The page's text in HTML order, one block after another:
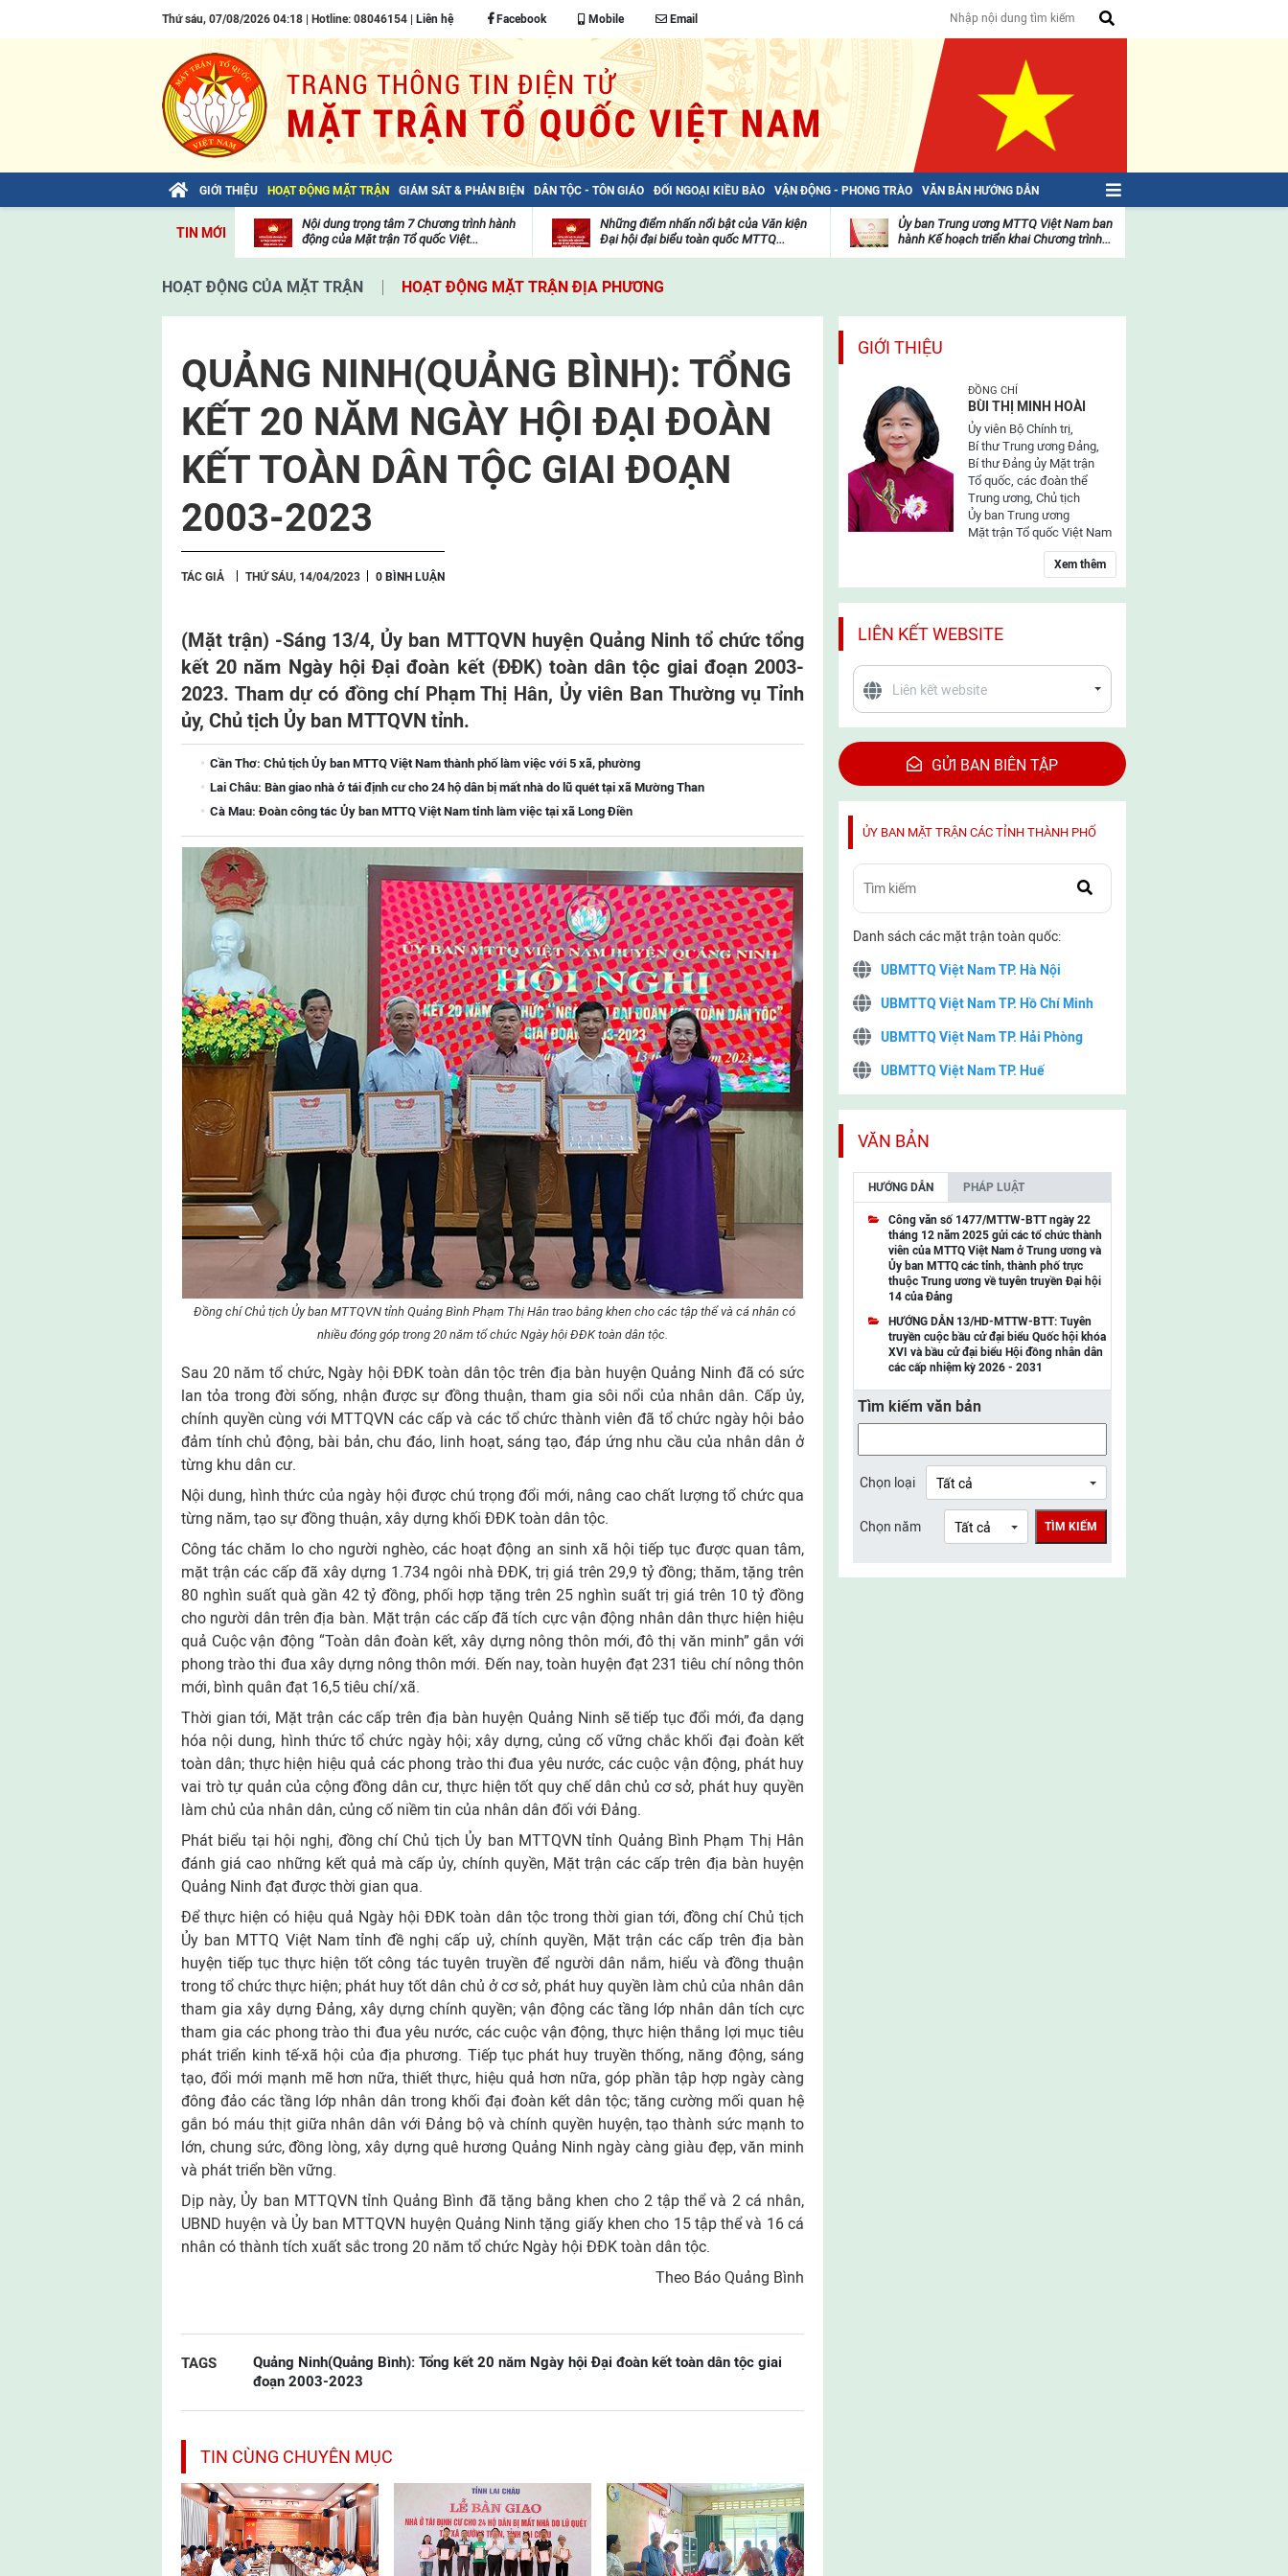
Thứ sáu, 07/08/2026 04:18 | Hotline: 08046154 | Liên hệ Facebook Mobile Email
GIỚI THIỆU HOẠT ĐỘNG MẶT TRẬN GIÁM SÁT & PHẢN BIỆN DÂN TỘC - TÔN GIÁO ĐỐI NGOẠI KIỀU BÀO VẬN ĐỘNG - PHONG TRÀO VĂN BẢN HƯỚNG DẪN
TIN MỚI
Bài viết của Tổng Bí thư Tô Lâm: TIẾN
viện
Nội dung trọng tâm 7 Chương trình hành
động của Mặt trận Tổ quốc Việt...
viện
Những điểm nhấn nổi bật của Văn kiện
Đại hội đại biểu toàn quốc MTTQ...
mặt
trận
Ủy ban Trung ương MTTQ Việt Nam ban
hành Kế hoạch triển khai Chương trình...
HOẠT ĐỘNG CỦA MẶT TRẬN HOẠT ĐỘNG MẶT TRẬN ĐỊA PHƯƠNG
QUẢNG NINH(QUẢNG BÌNH): TỔNG
KẾT 20 NĂM NGÀY HỘI ĐẠI ĐOÀN
KẾT TOÀN DÂN TỘC GIAI ĐOẠN
2003-2023
TÁC GIẢ THỨ SÁU, 14/04/2023 0 BÌNH LUẬN
(Mặt trận) -Sáng 13/4, Ủy ban MTTQVN huyện Quảng Ninh tổ chức tổng
kết 20 năm Ngày hội Đại đoàn kết (ĐĐK) toàn dân tộc giai đoạn 2003-
2023. Tham dự có đồng chí Phạm Thị Hân, Ủy viên Ban Thường vụ Tỉnh
ủy, Chủ tịch Ủy ban MTTQVN tỉnh.
Cần Thơ: Chủ tịch Ủy ban MTTQ Việt Nam thành phố làm việc với 5 xã, phường
Lai Châu: Bàn giao nhà ở tái định cư cho 24 hộ dân bị mất nhà do lũ quét tại xã Mường Than
Cà Mau: Đoàn công tác Ủy ban MTTQ Việt Nam tỉnh làm việc tại xã Long Điền
Đồng chí Chủ tịch Ủy ban MTTQVN tỉnh Quảng Bình Phạm Thị Hân trao bằng khen cho các tập thể và cá nhân có
nhiều đóng góp trong 20 năm tổ chức Ngày hội ĐĐK toàn dân tộc.
Sau 20 năm tổ chức, Ngày hội ĐĐK toàn dân tộc trên địa bàn huyện Quảng Ninh đã có sức
lan tỏa trong đời sống, nhận được sự đồng thuận, tham gia sôi nổi của nhân dân. Cấp ủy,
chính quyền cùng với MTTQVN các cấp và các tổ chức thành viên đã tổ chức ngày hội bảo
đảm tính chủ động, bài bản, chu đáo, linh hoạt, sáng tạo, đáp ứng nhu cầu của nhân dân ở
từng khu dân cư.
Nội dung, hình thức của ngày hội được chú trọng đổi mới, nâng cao chất lượng tổ chức qua
từng năm, tạo sự đồng thuận, xây dựng khối ĐĐK toàn dân tộc.
Công tác chăm lo cho người nghèo, các hoạt động an sinh xã hội tiếp tục được quan tâm,
mặt trận các cấp đã xây dựng 1.734 ngôi nhà ĐĐK, trị giá trên 29,9 tỷ đồng; thăm, tặng trên
80 nghìn suất quà gần 42 tỷ đồng, phối hợp tặng trên 25 nghìn suất trị giá trên 10 tỷ đồng
cho người dân trên địa bàn. Mặt trận các cấp đã tích cực vận động nhân dân thực hiện hiệu
quả Cuộc vận động “Toàn dân đoàn kết, xây dựng nông thôn mới, đô thị văn minh” gắn với
phong trào thi đua xây dựng nông thôn mới. Đến nay, toàn huyện đạt 231 tiêu chí nông thôn
mới, bình quân đạt 16,5 tiêu chí/xã.
Thời gian tới, Mặt trận các cấp trên địa bàn huyện Quảng Ninh sẽ tiếp tục đổi mới, đa dạng
hóa nội dung, hình thức tổ chức ngày hội; xây dựng, củng cố vững chắc khối đại đoàn kết
toàn dân; thực hiện hiệu quả các phong trào thi đua yêu nước, các cuộc vận động, phát huy
vai trò tự quản của cộng đồng dân cư, thực hiện tốt quy chế dân chủ cơ sở, phát huy quyền
làm chủ của nhân dân, củng cố niềm tin của nhân dân đối với Đảng.
Phát biểu tại hội nghị, đồng chí Chủ tịch Ủy ban MTTQVN tỉnh Quảng Bình Phạm Thị Hân
đánh giá cao những kết quả mà cấp ủy, chính quyền, Mặt trận các cấp trên địa bàn huyện
Quảng Ninh đạt được thời gian qua.
Để thực hiện có hiệu quả Ngày hội ĐĐK toàn dân tộc trong thời gian tới, đồng chí Chủ tịch
Ủy ban MTTQ Việt Nam tỉnh đề nghị cấp uỷ, chính quyền, Mặt trận các cấp trên địa bàn
huyện tiếp tục thực hiện tốt công tác tuyên truyền để người dân nắm, hiểu và đồng thuận
trong tổ chức thực hiện; phát huy tốt dân chủ ở cơ sở, phát huy quyền làm chủ của nhân dân
tham gia xây dựng Đảng, xây dựng chính quyền; vận động các tầng lớp nhân dân tích cực
tham gia các phong trào thi đua yêu nước, các cuộc vận động, thực hiện thắng lợi mục tiêu
phát triển kinh tế-xã hội của địa phương. Tiếp tục phát huy truyền thống, năng động, sáng
tạo, đổi mới mạnh mẽ hơn nữa, thiết thực, hiệu quả hơn nữa, góp phần tập hợp ngày càng
đông đảo các tầng lớp nhân dân trong khối đại đoàn kết dân tộc; tăng cường mối quan hệ
gắn bó máu thịt giữa nhân dân với Đảng bộ và chính quyền huyện, tạo thành sức mạnh to
lớn, chung sức, đồng lòng, xây dựng quê hương Quảng Ninh ngày càng giàu đẹp, văn minh
và phát triển bền vững.
Dịp này, Ủy ban MTTQVN tỉnh Quảng Bình đã tặng bằng khen cho 2 tập thể và 2 cá nhân,
UBND huyện và Ủy ban MTTQVN huyện Quảng Ninh tặng giấy khen cho 15 tập thể và 16 cá
nhân có thành tích xuất sắc trong 20 năm tổ chức Ngày hội ĐĐK toàn dân tộc.
Theo Báo Quảng Bình
TAGS
Quảng Ninh(Quảng Bình): Tổng kết 20 năm Ngày hội Đại đoàn kết toàn dân tộc giai
đoạn 2003-2023
TIN CÙNG CHUYÊN MỤC
GIỚI THIỆU
ĐỒNG CHÍ
BÙI THỊ MINH HOÀI
Ủy viên Bộ Chính trị,
Bí thư Trung ương Đảng,
Bí thư Đảng ủy Mặt trận
Tổ quốc, các đoàn thể
Trung ương, Chủ tịch
Ủy ban Trung ương
Mặt trận Tổ quốc Việt Nam
Xem thêm
LIÊN KẾT WEBSITE
GỬI BAN BIÊN TẬP
ỦY BAN MẶT TRẬN CÁC TỈNH THÀNH PHỐ
Danh sách các mặt trận toàn quốc:
UBMTTQ Việt Nam TP. Hà Nội
UBMTTQ Việt Nam TP. Hồ Chí Minh
UBMTTQ Việt Nam TP. Hải Phòng
UBMTTQ Việt Nam TP. Huế
UBMTTQ Việt Nam TP. Cần Thơ
UBMTTQ Việt Nam tỉnh Quảng Ninh
UBMTTQ Việt Nam tỉnh Cao Bằng
UBMTTQ Việt Nam tỉnh Lạng Sơn
UBMTTQ Việt Nam tỉnh Lai Châu
UBMTTQ Việt Nam tỉnh Điện Biên
UBMTTQ Việt Nam tỉnh Sơn La
UBMTTQ Việt Nam tỉnh Thanh Hóa
UBMTTQ Việt Nam tỉnh Nghệ An
UBMTTQ Việt Nam tỉnh Lào Cai
UBMTTQ Việt Nam tỉnh Thái Nguyên
VĂN BẢN
HƯỚNG DẪN PHÁP LUẬT
Công văn số 1477/MTTW-BTT ngày 22
tháng 12 năm 2025 gửi các tổ chức thành
viên của MTTQ Việt Nam ở Trung ương và
Ủy ban MTTQ các tỉnh, thành phố trực
thuộc Trung ương về tuyên truyền Đại hội
14 của Đảng
HƯỚNG DẪN 13/HD-MTTW-BTT: Tuyên
truyền cuộc bầu cử đại biểu Quốc hội khóa
XVI và bầu cử đại biểu Hội đồng nhân dân
các cấp nhiệm kỳ 2026 - 2031
Tìm kiếm văn bản
Chọn loại
Chọn năm TÌM KIẾM